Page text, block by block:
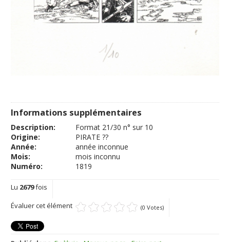
Informations supplémentaires
Description:
Format 21/30 n° sur 10
Origine:
PIRATE ??
Année:
année inconnue
Mois:
mois inconnu
Numéro:
1819
Lu 2679fois
Évaluer cet élément
(0 Votes)